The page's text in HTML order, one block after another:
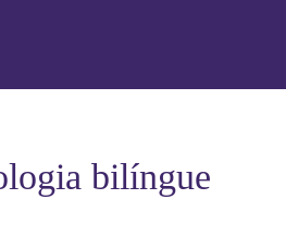
bilíngue